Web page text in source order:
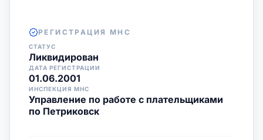
РЕГИСТРАЦИЯ МНС
СТАТУС
Ликвидирован
ДАТА РЕГИСТРАЦИИ
01.06.2001
ИНСПЕКЦИЯ МНС
Управление по работе с плательщиками
по Петриковск